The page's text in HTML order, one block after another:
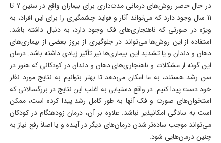
در حال حاضر روش‌های درمانی مدت‌داری برای بیماران واقع در سنین 7 تا
11 سال وجود دارد که می‌تواند آثار و فواید چشمگیری را برای این افراد، به
ویژه در صورتی که ناهنجاری‌های فک وجود دارد، به دنبال داشته باشد.
استفاده از این روش‌ها می‌تواند در جلوگیری از بروز بعضی از بیماری‌های
دهان و دندان و یا تشدید این بیماری‌ها نیز تأثیر زیادی داشته باشد. درمان
این گونه از مشکلات و ناهنجاری‌های دهان و دندان در کودکانی که هنوز در
سن رشد هستند، به ما امکان می‌دهد تا بهتر بتوانیم به نتایج مورد نظر
خود دست پیدا کنیم. در واقع دستیابی به اغلب این نتایج در بزرگسالانی که
استخوان‌های صورت و فک آنها به طور کامل رشد پیدا کرده است، ممکن
است به سادگی امکانپذیر نباشد. علاوه بر آن، درمان زودهنگام در کودکان
می‌تواند موجب ساده‌تر شدن درمان‌های دیگر در آینده و یا اصلاً رفع نیاز به
چنین درمان‌هایی شود.